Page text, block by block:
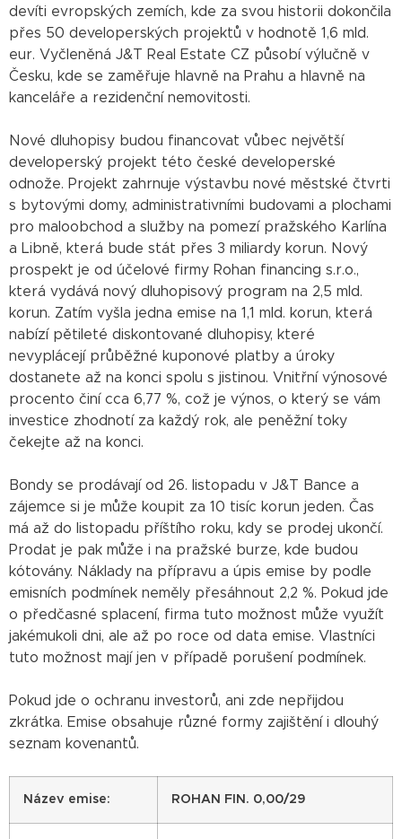
devíti evropských zemích, kde za svou historii dokončila
přes 50 developerských projektů v hodnotě 1,6 mld.
eur. Vyčleněná J&T Real Estate CZ působí výlučně v
Česku, kde se zaměřuje hlavně na Prahu a hlavně na
kanceláře a rezidenční nemovitosti.
Nové dluhopisy budou financovat vůbec největší
developerský projekt této české developerské
odnože. Projekt zahrnuje výstavbu nové městské čtvrti
s bytovými domy, administrativními budovami a plochami
pro maloobchod a služby na pomezí pražského Karlína
a Libně, která bude stát přes 3 miliardy korun. Nový
prospekt je od účelové firmy Rohan financing s.r.o.,
která vydává nový dluhopisový program na 2,5 mld.
korun. Zatím vyšla jedna emise na 1,1 mld. korun, která
nabízí pětileté diskontované dluhopisy, které
nevyplácejí průběžné kuponové platby a úroky
dostanete až na konci spolu s jistinou. Vnitřní výnosové
procento činí cca 6,77 %, což je výnos, o který se vám
investice zhodnotí za každý rok, ale peněžní toky
čekejte až na konci.
Bondy se prodávají od 26. listopadu v J&T Bance a
zájemce si je může koupit za 10 tisíc korun jeden. Čas
má až do listopadu příštího roku, kdy se prodej ukončí.
Prodat je pak může i na pražské burze, kde budou
kótovány. Náklady na přípravu a úpis emise by podle
emisních podmínek neměly přesáhnout 2,2 %. Pokud jde
o předčasné splacení, firma tuto možnost může využít
jakémukoli dni, ale až po roce od data emise. Vlastníci
tuto možnost mají jen v případě porušení podmínek.
Pokud jde o ochranu investorů, ani zde nepřijdou
zkrátka. Emise obsahuje různé formy zajištění i dlouhý
seznam kovenantů.
Název emise: ROHAN FIN. 0,00/29